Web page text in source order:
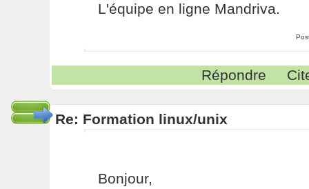
L'équipe en ligne Mandriva.
Répondre
Re: Formation linux/unix
Bonjour,